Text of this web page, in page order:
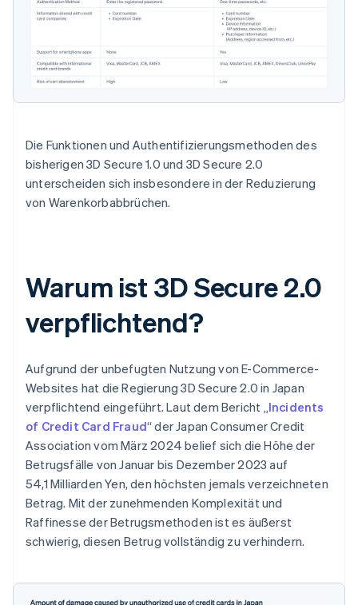
Die Funktionen und Authentifizierungsmethoden des
bisherigen 3D Secure 1.0 und 3D Secure 2.0
unterscheiden sich insbesondere in der Reduzierung
von Warenkorbabbrüchen.
Warum ist 3D Secure 2.0
verpflichtend?
Aufgrund der unbefugten Nutzung von E-Commerce-
Websites hat die Regierung 3D Secure 2.0 in Japan
verpflichtend eingeführt. Laut dem Bericht „Incidents
of Credit Card Fraud“ der Japan Consumer Credit
Association vom März 2024 belief sich die Höhe der
Betrugsfälle von Januar bis Dezember 2023 auf
54,1 Milliarden Yen, den höchsten jemals verzeichneten
Betrag. Mit der zunehmenden Komplexität und
Raffinesse der Betrugsmethoden ist es äußerst
schwierig, diesen Betrug vollständig zu verhindern.